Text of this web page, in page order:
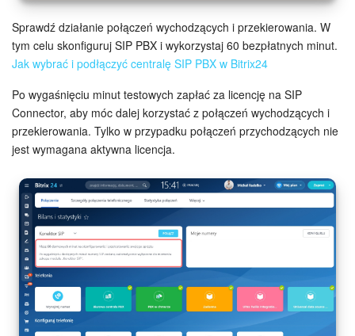
Marketing
Zarządzanie asortymentem produktów
Ustawienia
Subskrypcja
Aplikacja desktopowa
Widżet pracownika
Centrum Kontaktowe
Analityka CRM
Sprawdź działanie połączeń wychodzących i przekierowania. W
tym celu skonfiguruj SIP PBX i wykorzystaj 60 bezpłatnych minut.
Jak wybrać i podłączyć centralę SIP PBX w Bitrix24
Po wygaśnięciu minut testowych zapłać za licencję na SIP
Connector, aby móc dalej korzystać z połączeń wychodzących i
przekierowania. Tylko w przypadku połączeń przychodzących nie
jest wymagana aktywna licencja.